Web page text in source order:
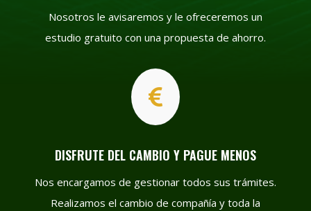
Nosotros le avisaremos y le ofreceremos un
estudio gratuito con una propuesta de ahorro.

DISFRUTE DEL CAMBIO Y PAGUE MENOS
Nos encargamos de gestionar todos sus trámites.
Realizamos el cambio de compañía y toda la